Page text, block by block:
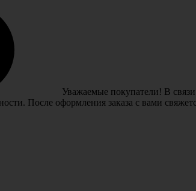
Уважаемые покупатели! В
После оформления заказа с вами